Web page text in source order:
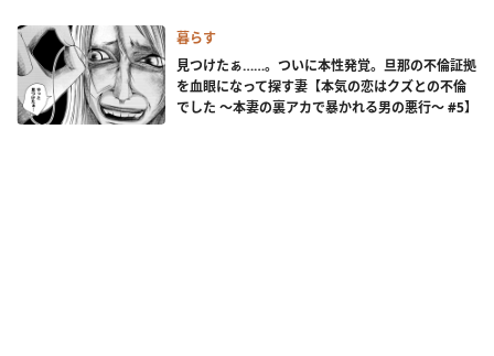
暮らす
見つけたぁ……。ついに本性発覚。旦那の不倫証拠
を血眼になって探す妻【本気の恋はクズとの不倫
でした ～本妻の裏アカで暴かれる男の悪行～ #5】